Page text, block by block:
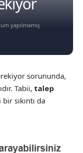
yapılmamış
sorununda,
Tabii, talep
sıkıntı da